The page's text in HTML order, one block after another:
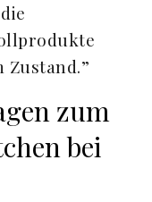
Zustand.”
zum
bei